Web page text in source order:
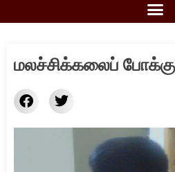
மலச்சிக்கலைப்